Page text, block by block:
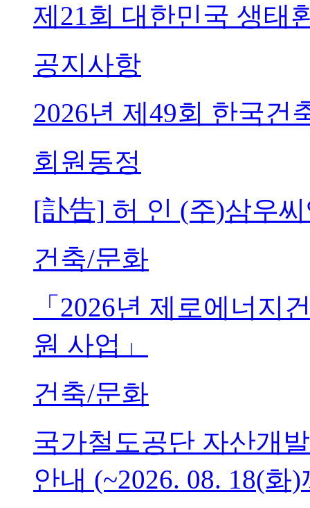
제21회 대한민국 생태
공지사항
2026년 제49회 한국건
회원동정
[訃告] 허 인 (주)삼우
건축/문화
「2026년 제로에너지
원 사업」
건축/문화
국가철도공단 자산개
안내 (~2026. 08. 18(화